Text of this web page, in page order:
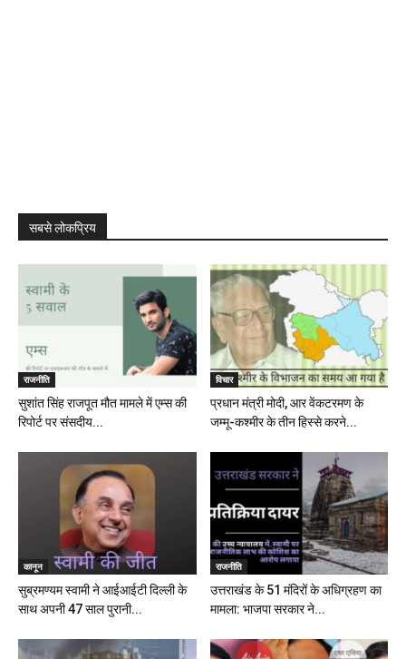
सबसे लोकप्रिय
राजनीति
सुशांत सिंह राजपूत मौत मामले में एम्स की
रिपोर्ट पर संसदीय...
विचार
प्रधान मंत्री मोदी, आर वेंकटरमण के
जम्मू-कश्मीर के तीन हिस्से करने...
कानून
सुब्रमण्यम स्वामी ने आईआईटी दिल्ली के
साथ अपनी 47 साल पुरानी...
राजनीति
उत्तराखंड के 51 मंदिरों के अधिग्रहण का
मामला: भाजपा सरकार ने...